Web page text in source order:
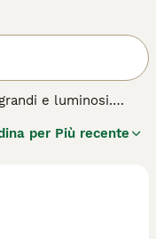
e luminosi.
un aspetto insolito,
per Più recente